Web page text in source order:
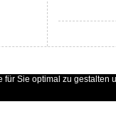
für Sie optimal zu